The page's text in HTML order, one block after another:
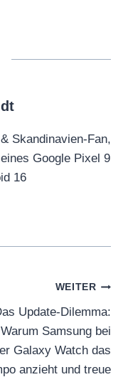
Skandinavien-Fan,
Google Pixel 9
16
WEITER
Update-Dilemma:
Warum Samsung bei
Galaxy Watch das
anzieht und treue